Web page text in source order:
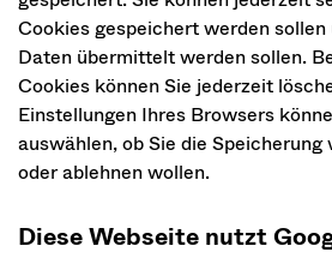
Cookies gespeichert werden
Daten übermittelt werden sollen.
Cookies können Sie jederzeit
Einstellungen Ihres Browsers
auswählen, ob Sie die
oder ablehnen wollen.
Diese Webseite nutzt